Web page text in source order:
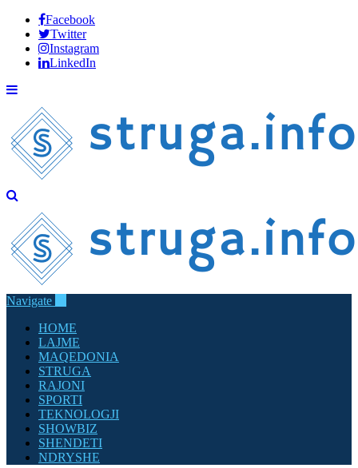
Facebook
Twitter
Instagram
LinkedIn
Navigate
HOME
LAJME
MAQEDONIA
STRUGA
RAJONI
SPORTI
TEKNOLOGJI
SHOWBIZ
SHENDETI
NDRYSHE